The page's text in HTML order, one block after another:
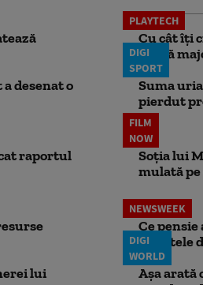
PLAYTECH
Cu cât îți
aplică
desenat o
DIGI
SPORT
Suma
pierdut
raportul
FILM
NOW
Soția lui
mulată
NEWSWEEK
Ce
punctele
lui
DIGI
WORLD
Așa arată